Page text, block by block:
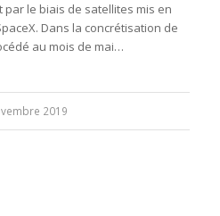
par le biais de satellites mis en
Dans la concrétisation de
au mois de mai…
2019